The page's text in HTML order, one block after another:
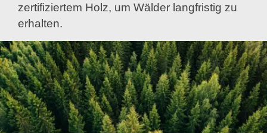
zertifiziertem Holz, um Wälder langfristig zu
erhalten.